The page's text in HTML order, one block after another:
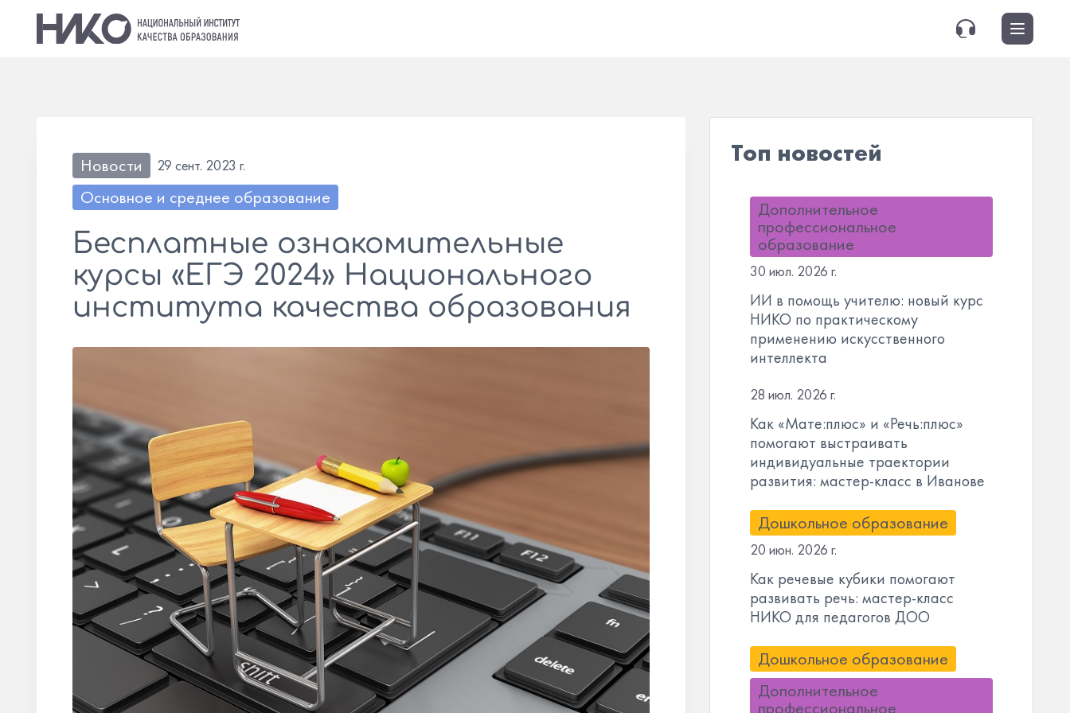
Новости 29 сент. 2023 г.
Основное и среднее образование
Бесплатные ознакомительные
курсы «ЕГЭ 2024» Национального
института качества образования
Топ новостей
Дополнительное
профессиональное
образование
30 июл. 2026 г.
ИИ в помощь учителю: новый курс
НИКО по практическому
применению искусственного
интеллекта
28 июл. 2026 г.
Как «Мате:плюс» и «Речь:плюс»
помогают выстраивать
индивидуальные траектории
развития: мастер-класс в Иванове
Дошкольное образование
20 июн. 2026 г.
Как речевые кубики помогают
развивать речь: мастер-класс
НИКО для педагогов ДОО
Дошкольное образование
Дополнительное
профессиональное